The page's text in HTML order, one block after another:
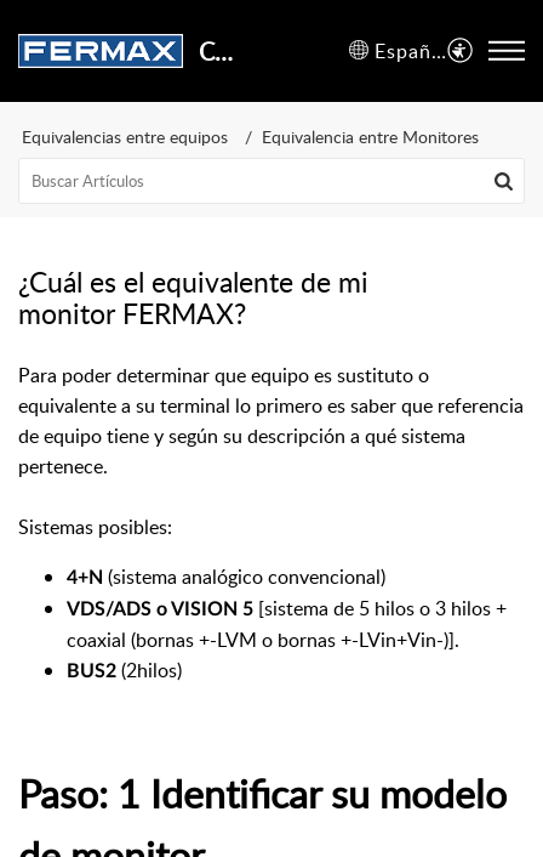
Centro de Soporte Español (España)
Equivalencias entre equipos Equivalencia entre Monitores
¿Cuál es el equivalente de mi
monitor FERMAX?
Para poder determinar que equipo es sustituto o
equivalente a su terminal lo primero es saber que referencia
de equipo tiene y según su descripción a qué sistema
pertenece.
Sistemas posibles:
4+N (sistema analógico convencional)
VDS/ADS o VISION 5 [sistema de 5 hilos o 3 hilos +
coaxial (bornas +-LVM o bornas +-LVin+Vin-)].
BUS2 (2hilos)
Paso: 1 Identificar su modelo